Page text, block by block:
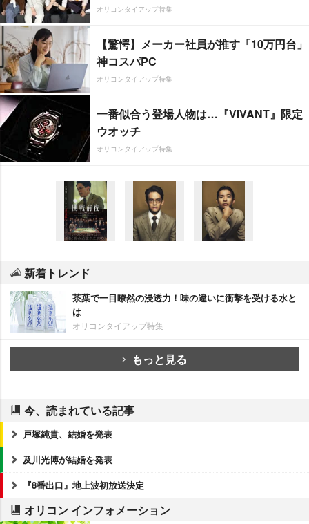
オリコンタイアップ特集
【驚愕】メーカー社員が推す「10万円台」
神コスパPC
オリコンタイアップ特集
一番似合う登場人物は…『VIVANT』限定
ウオッチ
オリコンタイアップ特集
新着トレンド
茶葉で一目瞭然の浸透力！味の違いに衝撃を受ける水と
は
オリコンタイアップ特集
もっと見る
今、読まれている記事
戸塚純貴、結婚を発表
及川光博が結婚を発表
『8番出口』地上波初放送決定
オリコン インフォメーション